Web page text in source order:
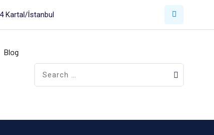
Kartal/İstanbul
Blog